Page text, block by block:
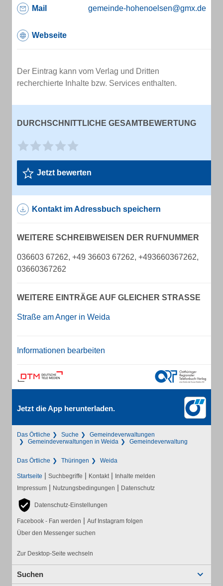
Mail gemeinde-hohenoelsen@gmx.de
Webseite
Der Eintrag kann vom Verlag und Dritten
recherchierte Inhalte bzw. Services enthalten.
DURCHSCHNITTLICHE GESAMTBEWERTUNG
Jetzt bewerten
Kontakt im Adressbuch speichern
WEITERE SCHREIBWEISEN DER RUFNUMMER
036603 67262, +49 36603 67262, +493660367262,
03660367262
WEITERE EINTRÄGE AUF GLEICHER STRASSE
Straße am Anger in Weida
Informationen bearbeiten
Jetzt die App herunterladen.
Das Örtliche Suche
Gemeindeverwaltungen
Gemeindeverwaltungen in Weida
Gemeindeverwaltung
Das Örtliche Thüringen Weida
Startseite | Suchbegriffe | Kontakt | Inhalte melden
Impressum | Nutzungsbedingungen | Datenschutz
Datenschutz-Einstellungen
Facebook - Fan werden | Auf Instagram folgen
Über den Messenger suchen
Zur Desktop-Seite wechseln
Suchen